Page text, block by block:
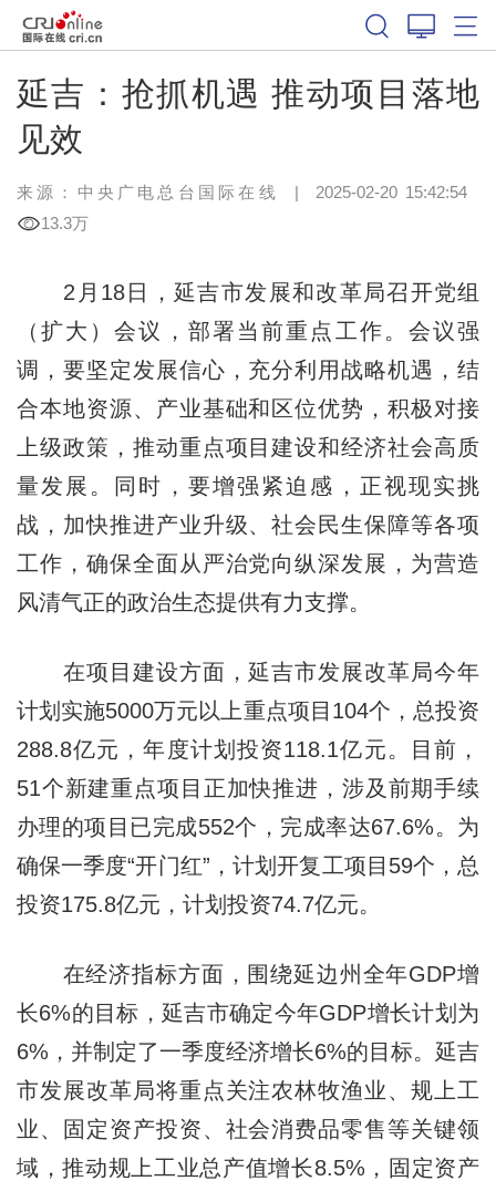
延吉：抢抓机遇 推动项目落地
见效
来源：中央广电总台国际在线 | 2025-02-20 15:42:54
13.3万
2月18日，延吉市发展和改革局召开党组
（扩大）会议，部署当前重点工作。会议强
调，要坚定发展信心，充分利用战略机遇，结
合本地资源、产业基础和区位优势，积极对接
上级政策，推动重点项目建设和经济社会高质
量发展。同时，要增强紧迫感，正视现实挑
战，加快推进产业升级、社会民生保障等各项
工作，确保全面从严治党向纵深发展，为营造
风清气正的政治生态提供有力支撑。
在项目建设方面，延吉市发展改革局今年
计划实施5000万元以上重点项目104个，总投资
288.8亿元，年度计划投资118.1亿元。目前，
51个新建重点项目正加快推进，涉及前期手续
办理的项目已完成552个，完成率达67.6%。为
确保一季度“开门红”，计划开复工项目59个，总
投资175.8亿元，计划投资74.7亿元。
在经济指标方面，围绕延边州全年GDP增
长6%的目标，延吉市确定今年GDP增长计划为
6%，并制定了一季度经济增长6%的目标。延吉
市发展改革局将重点关注农林牧渔业、规上工
业、固定资产投资、社会消费品零售等关键领
域，推动规上工业总产值增长8.5%，固定资产